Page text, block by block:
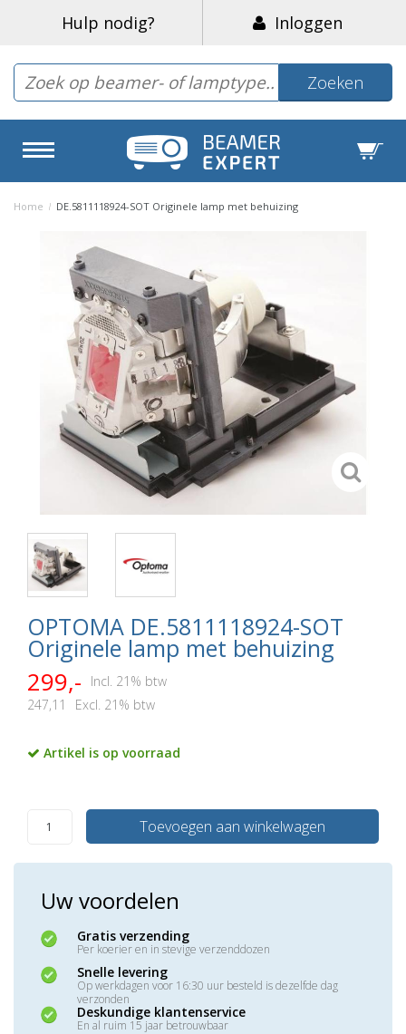
Hulp nodig? Inloggen
Zoeken
Home / DE.5811118924-SOT Originele lamp met behuizing
OPTOMA DE.5811118924-SOT
Originele lamp met behuizing
299,-
Incl. 21% btw
247,11
Excl. 21% btw
Artikel is op voorraad
Toevoegen aan winkelwagen
Uw voordelen
Gratis verzending
Per koerier en in stevige verzenddozen
Snelle levering
Op werkdagen voor 16:30 uur besteld is dezelfde dag
verzonden
Deskundige klantenservice
En al ruim 15 jaar betrouwbaar